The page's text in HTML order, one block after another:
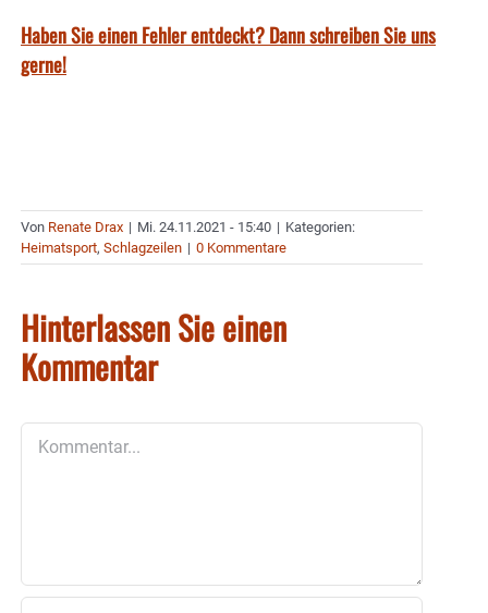
Haben Sie einen Fehler entdeckt? Dann schreiben Sie uns
gerne!
Von Renate Drax | Mi. 24.11.2021 - 15:40 | Kategorien:
Heimatsport, Schlagzeilen | 0 Kommentare
Hinterlassen Sie einen
Kommentar